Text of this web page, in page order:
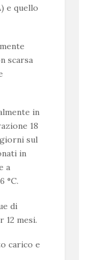
e quello
scarsa
in
18
giorni sul
in
a
°C.
di
12 mesi.
carico e